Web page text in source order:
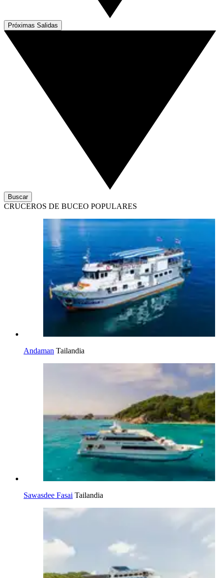
Próximas Salidas
Buscar
CRUCEROS DE BUCEO POPULARES
Andaman Tailandia
Sawasdee Fasai Tailandia